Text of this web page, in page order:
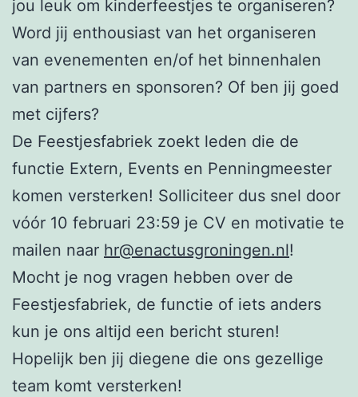
jou leuk om kinderfeestjes te organiseren?
Word jij enthousiast van het organiseren
van evenementen en/of het binnenhalen
van partners en sponsoren? Of ben jij goed
met cijfers?
De Feestjesfabriek zoekt leden die de
functie Extern, Events en Penningmeester
komen versterken! Solliciteer dus snel door
vóór 10 februari 23:59 je CV en motivatie te
mailen naar hr@enactusgroningen.nl!
Mocht je nog vragen hebben over de
Feestjesfabriek, de functie of iets anders
kun je ons altijd een bericht sturen!
Hopelijk ben jij diegene die ons gezellige
team komt versterken!